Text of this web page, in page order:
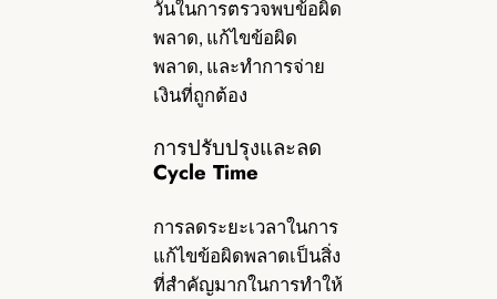
วันในการตรวจพบข้อผิด
พลาด, แก้ไขข้อผิด
พลาด, และทำการจ่าย
เงินที่ถูกต้อง
การปรับปรุงและลด
Cycle Time
การลดระยะเวลาในการ
แก้ไขข้อผิดพลาดเป็นสิ่ง
ที่สำคัญมากในการทำให้